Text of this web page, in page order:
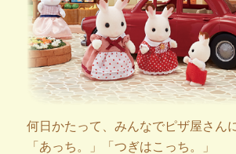
何日かたって、みんなでピザ屋さん
「あっち。」「つぎはこっち。」